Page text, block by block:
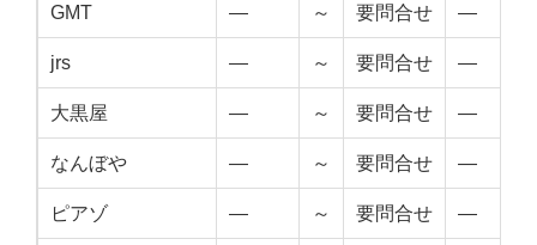
GMT — ～ 要問合せ —
jrs — ～ 要問合せ —
大黒屋 — ～ 要問合せ —
なんぼや — ～ 要問合せ —
ピアゾ — ～ 要問合せ —